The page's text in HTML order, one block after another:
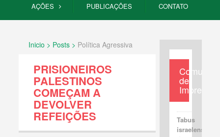
AÇÕES PUBLICAÇÕES CONTATO
Inicio > Posts > Política Agressiva
PRISIONEIROS
PALESTINOS
COMEÇAM A
DEVOLVER
REFEIÇÕES
de
Imprensa
Tabus
israelenses